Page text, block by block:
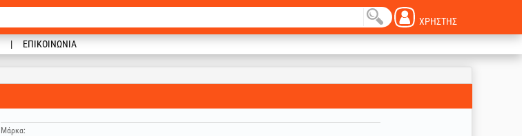
ΧΡΉΣΤΗΣ
ΕΠΙΚΟΙΝΩΝΊΑ
Μάρκα: